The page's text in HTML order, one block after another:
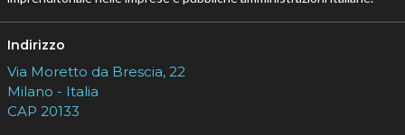
Indirizzo
Via Moretto da Brescia, 22
Milano - Italia
CAP 20133